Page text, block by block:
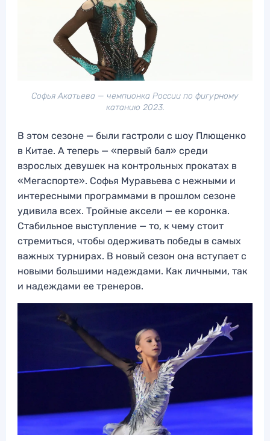
Софья Акатьева — чемпионка России по фигурному
катанию 2023.
В этом сезоне — были гастроли с шоу Плющенко
в Китае. А теперь — «первый бал» среди
взрослых девушек на контрольных прокатах в
«Мегаспорте». Софья Муравьева с нежными и
интересными программами в прошлом сезоне
удивила всех. Тройные аксели — ее коронка.
Стабильное выступление — то, к чему стоит
стремиться, чтобы одерживать победы в самых
важных турнирах. В новый сезон она вступает с
новыми большими надеждами. Как личными, так
и надеждами ее тренеров.